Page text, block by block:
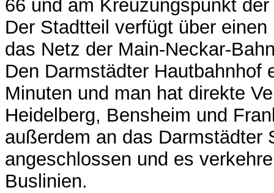
66 und am Kreuzungspunkt
Der Stadtteil verfügt über
das Netz der Main-Neckar-
Den Darmstädter Hautbahnhof
Minuten und man hat direkte
Heidelberg, Bensheim und
außerdem an das Darmstädter
angeschlossen und es
Buslinien.